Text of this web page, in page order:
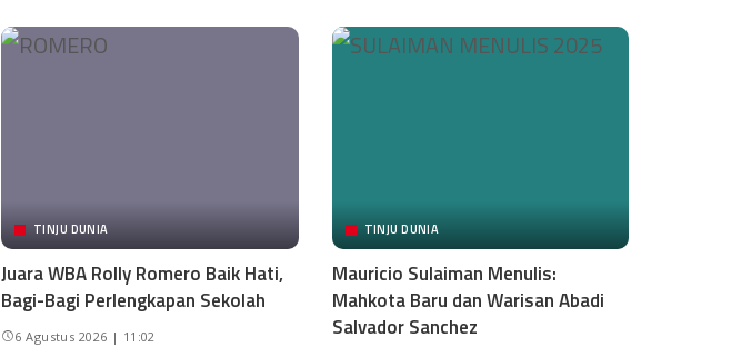
TINJU DUNIA
Juara WBA Rolly Romero Baik Hati,
Bagi-Bagi Perlengkapan Sekolah
6 Agustus 2026 | 11:02
TINJU DUNIA
Mauricio Sulaiman Menulis:
Mahkota Baru dan Warisan Abadi
Salvador Sanchez